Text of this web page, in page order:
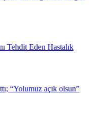
Tehdit Eden Hastalık
“Yolumuz açık olsun”